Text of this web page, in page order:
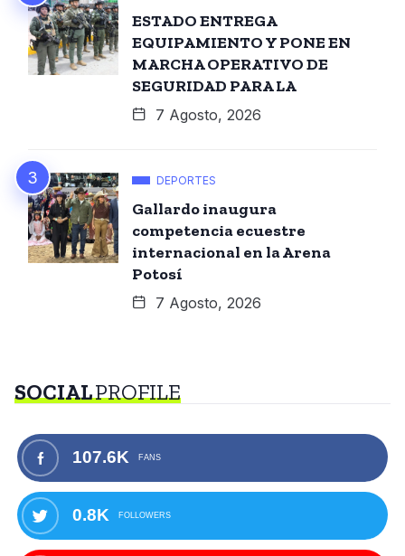
ESTADO ENTREGA
EQUIPAMIENTO Y PONE EN
MARCHA OPERATIVO DE
SEGURIDAD PARA LA
7 Agosto, 2026
DEPORTES
Gallardo inaugura
competencia ecuestre
internacional en la Arena
Potosí
7 Agosto, 2026
SOCIALPROFILE
107.6K FANS
0.8K FOLLOWERS